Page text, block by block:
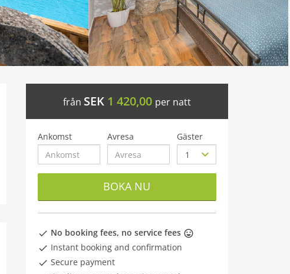
från SEK 1 420,00 per natt
Ankomst Avresa Gäster
BOKA NU
No booking fees, no service fees
Instant booking and confirmation
Secure payment